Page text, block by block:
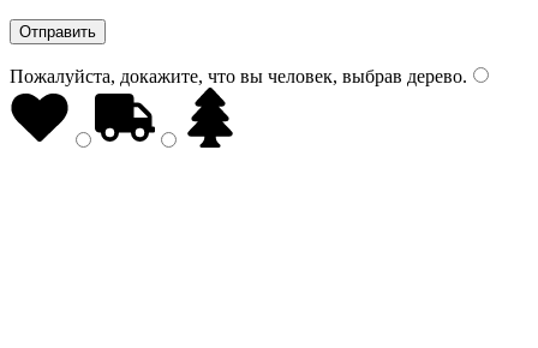
Пожалуйста, докажите, что вы человек, выбрав дерево.